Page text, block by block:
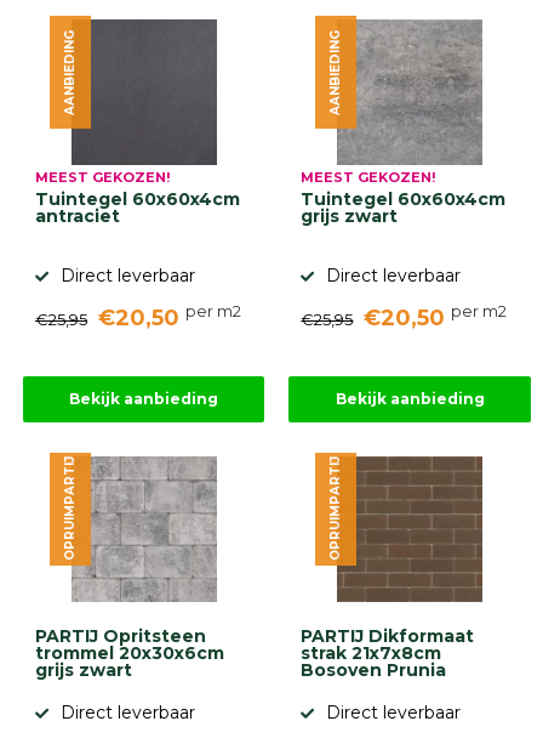
Trommelstenen
Wildverband
bestrating
Muurelementen
Straatklinkers
Opsluitbanden
Betonbanden
Palissades
Grind
zand
Tuinaarde
Afwatering
Beplantings
betonelementen
Overig
Kunstgras
Aanbiedingen
tuinproject
(informatie)
Onlinebestrating.nl
MEEST GEKOZEN!
Tuintegel 60x60x4cm
antraciet
Direct leverbaar
€25,95 €20,50 per m2
AANBIEDING
Bekijk aanbieding
MEEST GEKOZEN!
Tuintegel 60x60x4cm
grijs zwart
Direct leverbaar
€25,95 €20,50 per m2
AANBIEDING
Bekijk aanbieding
PARTIJ Opritsteen
trommel 20x30x6cm
grijs zwart
Direct leverbaar
OPRUIMPARTIJ
PARTIJ Dikformaat
strak 21x7x8cm
Bosoven Prunia
Direct leverbaar
OPRUIMPARTIJ